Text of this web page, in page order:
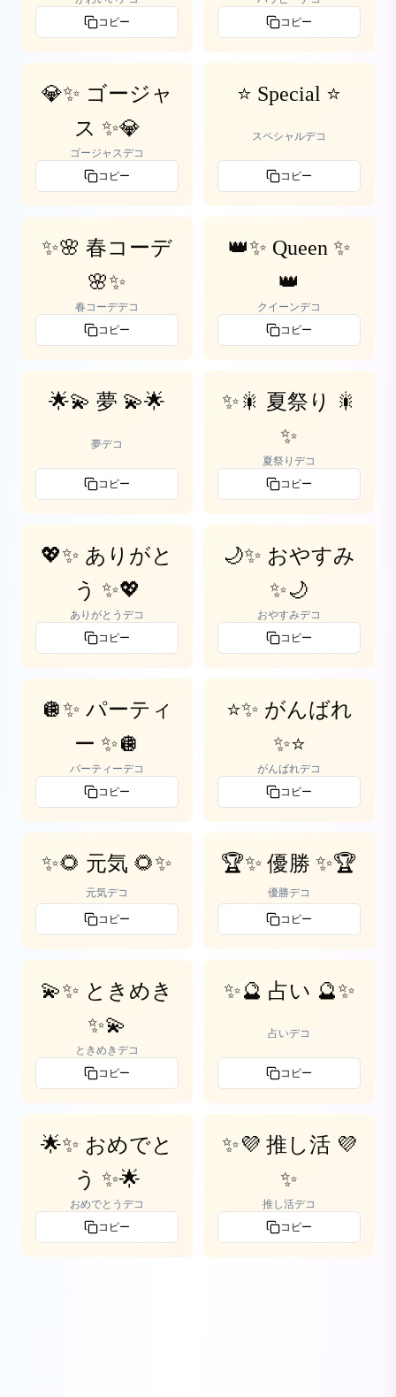
コピー
コピー
💎✨ ゴージャ
ス ✨💎
ゴージャスデコ
コピー
⭐ Special ⭐
スペシャルデコ
コピー
✨🌸 春コーデ
🌸✨
春コーデデコ
コピー
👑✨ Queen ✨
👑
クイーンデコ
コピー
🌟💫 夢 💫🌟
夢デコ
コピー
✨🎇 夏祭り 🎇
✨
夏祭りデコ
コピー
💖✨ ありがと
う ✨💖
ありがとうデコ
コピー
🌙✨ おやすみ
✨🌙
おやすみデコ
コピー
🪩✨ パーティ
ー ✨🪩
パーティーデコ
コピー
⭐✨ がんばれ
✨⭐
がんばれデコ
コピー
✨🌻 元気 🌻✨
元気デコ
コピー
🏆✨ 優勝 ✨🏆
優勝デコ
コピー
💫✨ ときめき
✨💫
ときめきデコ
コピー
✨🔮 占い 🔮✨
占いデコ
コピー
🌟✨ おめでと
う ✨🌟
おめでとうデコ
コピー
✨💜 推し活 💜
✨
推し活デコ
コピー